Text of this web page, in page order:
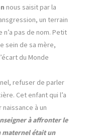
nous saisit par la
un terrain
pas de nom. Petit
sein de sa mère,
du Monde
refuser de parler
Cet enfant qui l’a
à un
à affronter le
maternel était un